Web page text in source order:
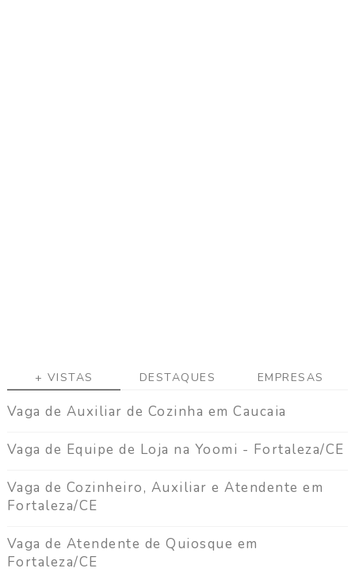
+ VISTAS DESTAQUES EMPRESAS
Vaga de Auxiliar de Cozinha em Caucaia
Vaga de Equipe de Loja na Yoomi - Fortaleza/CE
Vaga de Cozinheiro, Auxiliar e Atendente em
Fortaleza/CE
Vaga de Atendente de Quiosque em
Fortaleza/CE